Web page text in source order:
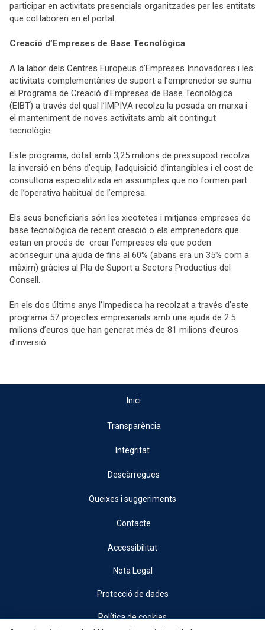
participar en activitats presencials organitzades per les entitats
que col·laboren en el portal.
Creació d’Empreses de Base Tecnològica
A la labor dels Centres Europeus d’Empreses Innovadores i les
activitats complementàries de suport a l’emprenedor se suma
el Programa de Creació d’Empreses de Base Tecnològica
(EIBT) a través del qual l’IMPIVA recolza la posada en marxa i
el manteniment de noves activitats amb alt contingut
tecnològic.
Este programa, dotat amb 3,25 milions de pressupost recolza
la inversió en béns d’equip, l’adquisició d’intangibles i el cost de
consultoria especialitzada en assumptes que no formen part
de l’operativa habitual de l’empresa.
Els seus beneficiaris són les xicotetes i mitjanes empreses de
base tecnològica de recent creació o els emprenedors que
estan en procés de crear l’empreses els que poden
aconseguir una ajuda de fins al 60% (abans era un 35% com a
màxim) gràcies al Pla de Suport a Sectors Productius del
Consell.
En els dos últims anys l’Impedisca ha recolzat a través d’este
programa 57 projectes empresarials amb una ajuda de 2.5
milions d’euros que han generat més de 81 milions d’euros
d’inversió.
Inici
Transparència
Integritat
Descàrregues
Queixes i suggeriments
Contacte
Accessibilitat
Nota Legal
Protecció de dades
Política de cookies